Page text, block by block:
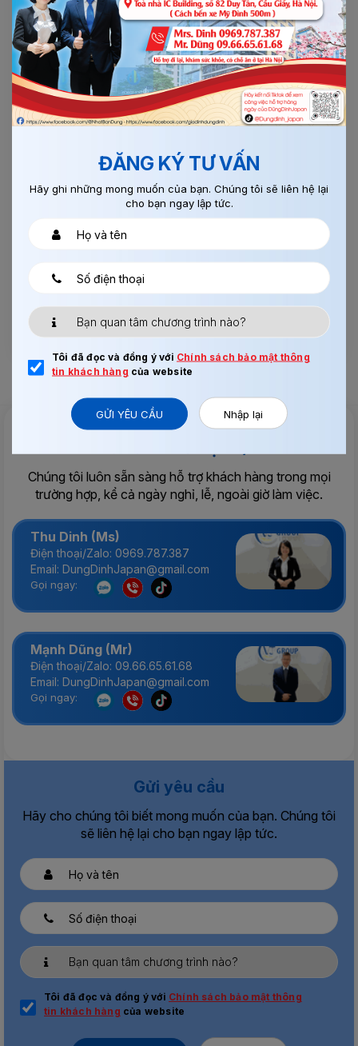
CÔNG TY XUẤT KHẨU LAO ĐỘNG
TRAENCO QUỐC TẾ
Địa chỉ:
174 Trần Vỹ ( Đối diện Học Viện Tư Pháp ), Mai
Dịch, Cầu Giấy, Hà Nội
Tell: 024.6659.8150 - Fax: (84-24) 3212 368
Xin mời: Click vào links Googmap này, sẽ đưa bạn tới
Chúng tôi luôn sẵn sàng hỗ trợ khách hàng trong mọi
trường hợp, kể cả ngày nghỉ, lễ, ngoài giờ làm việc.
Thu Dinh (Ms)
Điện thoại/Zalo: 0969.787.387
Email: DungDinhJapan@gmail.com
Gọi ngay:
Mạnh Dũng (Mr)
Điện thoại/Zalo: 09.66.65.61.68
Email: DungDinhJapan@gmail.com
Gọi ngay:
Gửi yêu cầu
Hãy cho chúng tôi biết mong muốn của bạn. Chúng tôi
sẽ liên hệ lại cho bạn ngay lập tức.
Tôi đã đọc và đồng ý với Chính sách bảo mật thông
tin khách hàng của website
ĐĂNG KÝ TƯ VẤN
Hãy ghi những mong muốn của bạn. Chúng tôi sẽ liên hệ lại
cho bạn ngay lập tức.
Tôi đã đọc và đồng ý với Chính sách bảo mật thông
tin khách hàng của website
GỬI YÊU CẦU Nhập lại